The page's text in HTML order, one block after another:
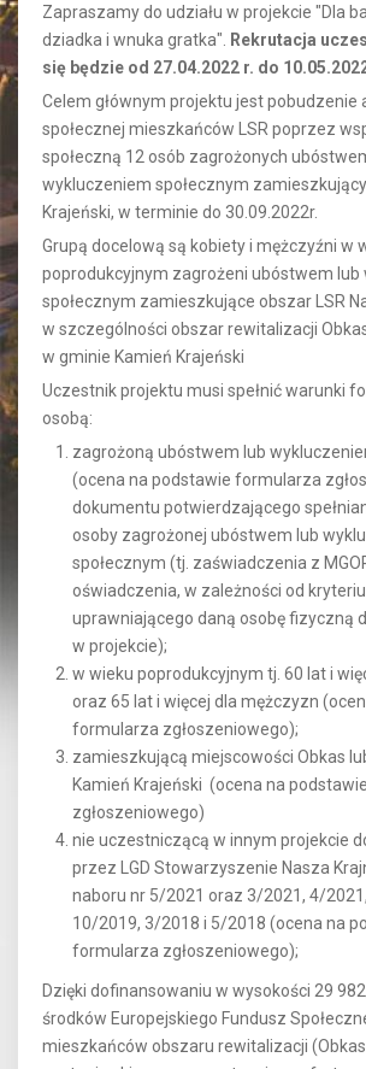
Zapraszamy do udziału w projekcie "Dla
dziadka i wnuka gratka".
Rekrutacja
się będzie od 27.04.2022 r. do
Celem głównym projektu jest pobudzenie
społecznej mieszkańców LSR poprzez
społeczną 12 osób zagrożonych
wykluczeniem społecznym
Krajeński, w terminie do 30.09.2022r.
Grupą docelową są kobiety i mężczyźni w
poprodukcyjnym zagrożeni ubóstwem lub
społecznym zamieszkujące obszar LSR
w szczególności obszar rewitalizacji
w gminie Kamień Krajeński
Uczestnik projektu musi spełnić warunki
osobą:
zagrożoną ubóstwem lub
(ocena na podstawie formularza
dokumentu potwierdzającego
osoby zagrożonej ubóstwem lub
społecznym (tj. zaświadczenia z
oświadczenia, w zależności od
uprawniającego daną osobę fizyczną
w projekcie);
w wieku poprodukcyjnym tj. 60 lat i
oraz 65 lat i więcej dla mężczyzn
formularza zgłoszeniowego);
zamieszkującą miejscowości Obkas
Kamień Krajeński (ocena na
zgłoszeniowego)
nie uczestniczącą w innym projekcie
przez LGD Stowarzyszenie Nasza
naboru nr 5/2021 oraz 3/2021, 4/
10/2019, 3/2018 i 5/2018 (ocena na
formularza zgłoszeniowego);
Dzięki dofinansowaniu w wysokości 29
środków Europejskiego Fundusz
mieszkańców obszaru rewitalizacji